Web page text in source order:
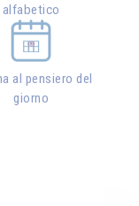
alfabetico
al pensiero del
giorno